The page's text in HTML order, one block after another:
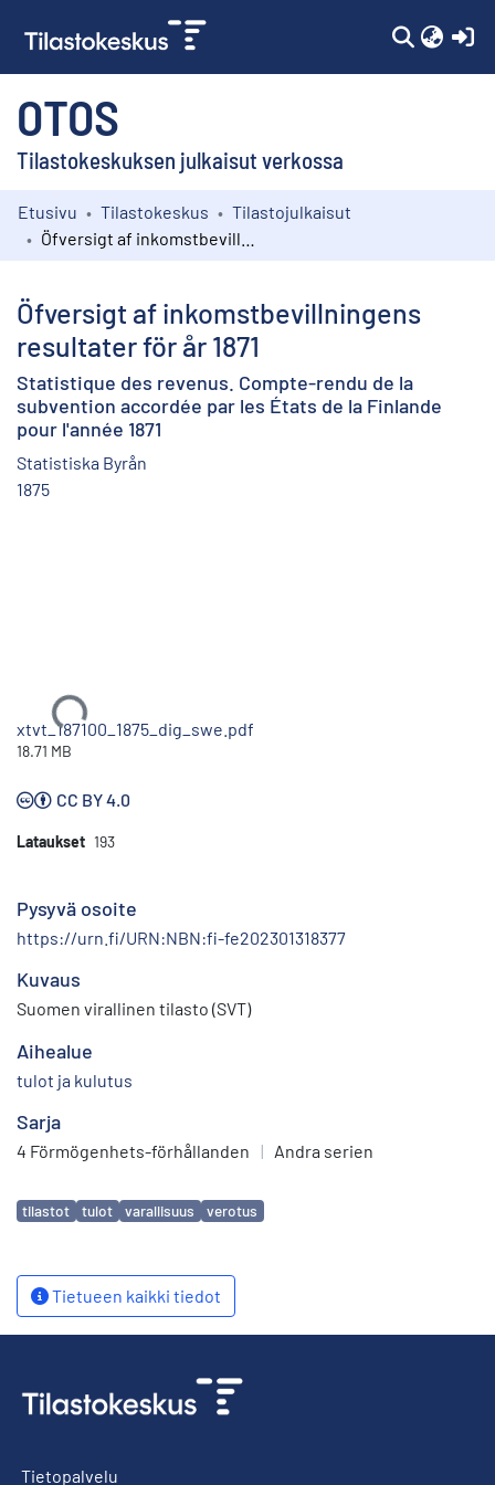
OTOS
Tilastokeskuksen julkaisut verkossa
Kokoelmat
Etusivu Tilastokeskus
Tilastojulkaisut
Öfversigt af inkomstbevillningens
resultater för år 1871
Statistique des revenus. Compte-rendu de la
subvention accordée par les États de la Finlande
pour l'année 1871
Statistiska Byrån
1875
Ladataan...
xtvt_187100_1875_dig_swe.pdf
18.71 MB
CC BY 4.0
Lataukset 193
Pysyvä osoite
https://urn.fi/URN:NBN:fi-fe202301318377
Kuvaus
Suomen virallinen tilasto (SVT)
Aihealue
tulot ja kulutus
Sarja
4 Förmögenhets-förhållanden | Andra serien
Avainsanat
tilastot tulot varallisuus verotus
Tietueen kaikki tiedot
Tietopalvelu